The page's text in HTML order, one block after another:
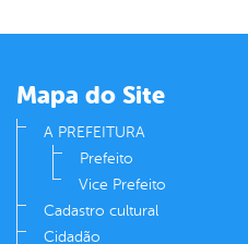
Mapa do Site
A PREFEITURA
Prefeito
Vice Prefeito
Cadastro cultural
Cidadão